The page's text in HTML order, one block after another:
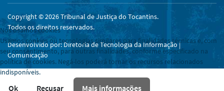
Copyright © 2026 Tribunal de Justiça do Tocantins.
Todos os direitos reservados.
Desenvolvido por: Diretoria de Tecnologia da Informação |
Comunicação
Nós usamos cookies
Usamos cookies ou tecnologias similares para finalidades técnicas e, com
seu consentimento, para outras finalidades, conforme especificado na
política de cookies. Negá-los poderá tornar os recursos relacionados
indisponíveis.
Ok Recusar Mais informações